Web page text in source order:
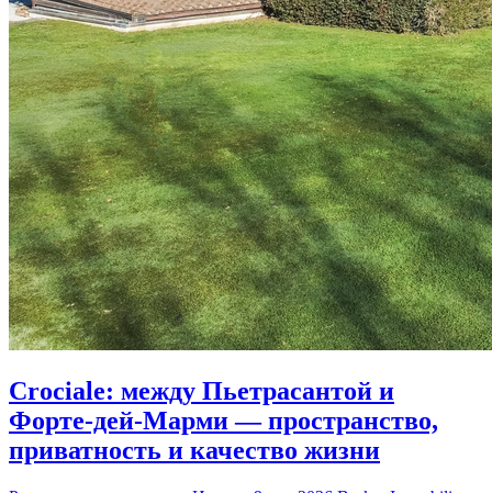
Crociale: между Пьетрасантой и
Форте-дей-Марми — пространство,
приватность и качество жизни